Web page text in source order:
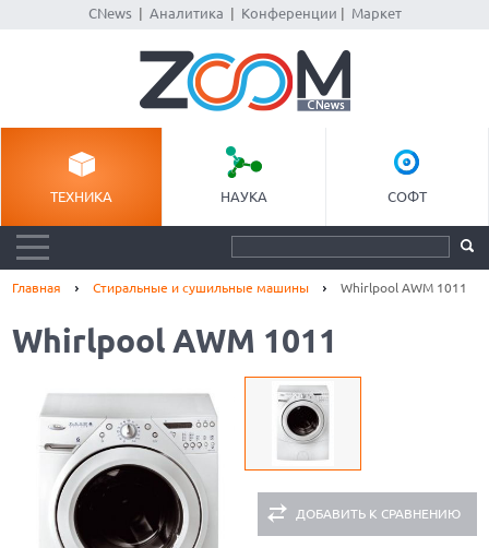
CNews| Аналитика Конференции Маркет
ТЕХНИКА НАУКА СОФТ
Главная Стиральные и сушильные машины Whirlpool AWM 1011
Whirlpool AWM 1011
ДОБАВИТЬ К СРАВНЕНИЮ